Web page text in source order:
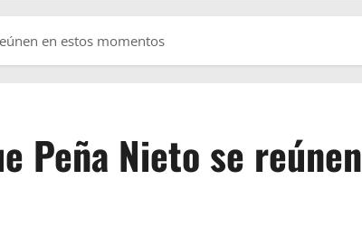
en estos momentos
Peña Nieto se reúnen